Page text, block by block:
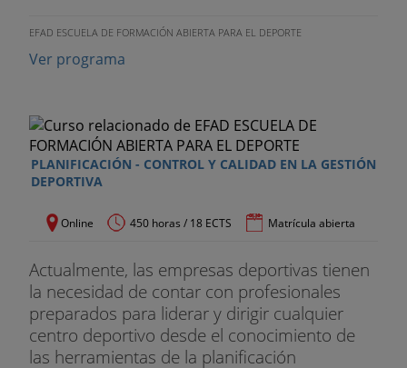
EFAD ESCUELA DE FORMACIÓN ABIERTA PARA EL DEPORTE
Ver programa
PLANIFICACIÓN - CONTROL Y CALIDAD EN LA GESTIÓN
DEPORTIVA
Online 450 horas / 18 ECTS Matrícula abierta
Actualmente, las empresas deportivas tienen
la necesidad de contar con profesionales
preparados para liderar y dirigir cualquier
centro deportivo desde el conocimiento de
las herramientas de la planificación